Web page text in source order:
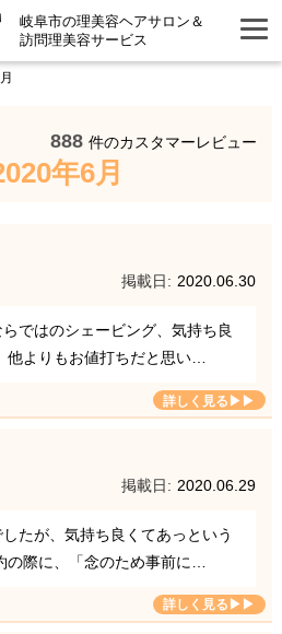
岐阜市の理美容ヘアサロン＆
訪問理美容サービス
888 件のカスタマーレビュー
年6月
2020.06.30
ではのシェービング、気持ち良
他よりもお値打ちだと思い…
2020.06.29
たが、気持ち良くてあっという
際に、「念のため事前に…